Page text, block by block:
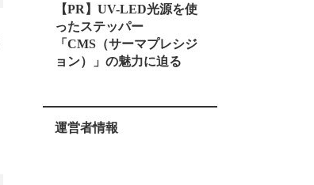
【PR】UV-LED光源を使
ったステッパー
「CMS（サーマプレシジ
ョン）」の魅力に迫る
運営者情報